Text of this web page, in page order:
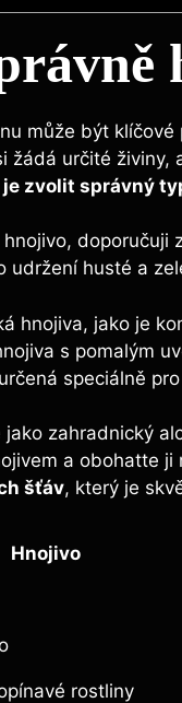
může být
žádá určité živiny,
zvolit správný
doporučuji
udržení husté a
hnojiva, jako je
s pomalým
speciálně
‌jako ​zahradnický
⁤a obohatte ji
⁣šťáv, který je
Hnojivo
rostliny